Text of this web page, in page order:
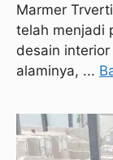
Marmer
telah menjadi
desain
alaminya, ...